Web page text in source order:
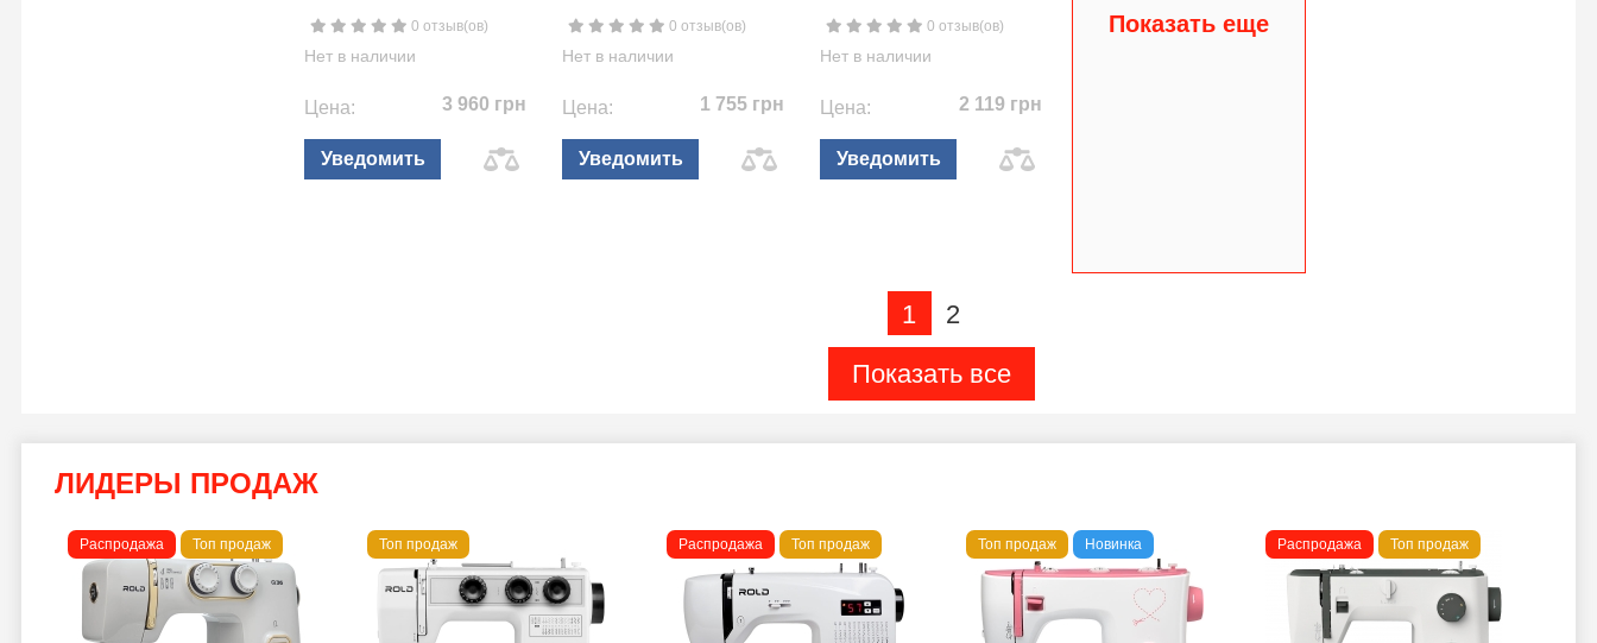
0 отзыв(ов)
Нет в наличии
Цена: 3 960 грн
Уведомить
0 отзыв(ов)
Нет в наличии
Цена: 1 755 грн
Уведомить
0 отзыв(ов)
Нет в наличии
Цена: 2 119 грн
Уведомить
Показать еще
1
2
Показать все
ЛИДЕРЫ ПРОДАЖ
Распродажа Топ продаж Топ продаж Распродажа Топ продаж Топ продаж Новинка Распродажа Топ продаж